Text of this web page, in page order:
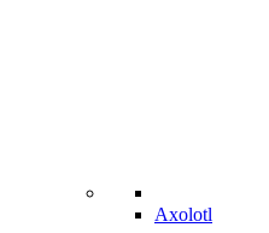
Axolotl